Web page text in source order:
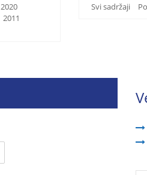
2020
2011
Svi sadržaji